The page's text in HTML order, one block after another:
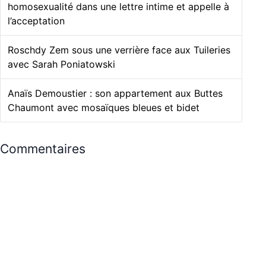
homosexualité dans une lettre intime et appelle à
l’acceptation
Roschdy Zem sous une verrière face aux Tuileries
avec Sarah Poniatowski
Anaïs Demoustier : son appartement aux Buttes
Chaumont avec mosaïques bleues et bidet
Commentaires